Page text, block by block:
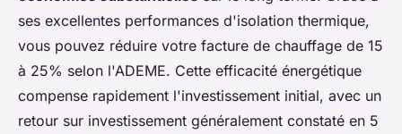
ses excellentes performances d'isolation thermique,
vous pouvez réduire votre facture de chauffage de 15
à 25% selon l'ADEME. Cette efficacité énergétique
compense rapidement l'investissement initial, avec un
retour sur investissement généralement constaté en 5